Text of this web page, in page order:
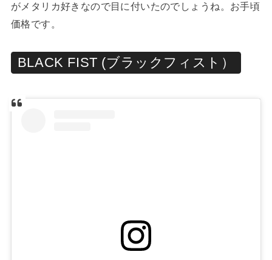
がメタリカ好きなので目に付いたのでしょうね。お手頃
価格です。
BLACK FIST (ブラックフィスト）